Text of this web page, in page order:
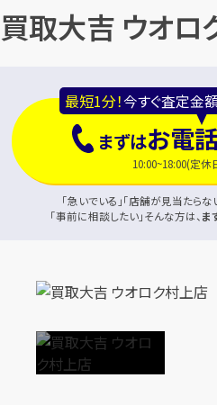
買取大吉 ウオロ
最短1分！今すぐ査定金
まずはお電
10:00~18:00(定
「急いでいる」「店舗が見当たらな
「事前に相談したい」そんな方は、ま